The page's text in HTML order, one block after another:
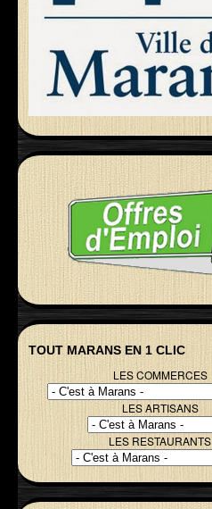
TOUT MARANS EN 1 CLIC
LES COMMERCES
LES ARTISANS
LES RESTAURANTS